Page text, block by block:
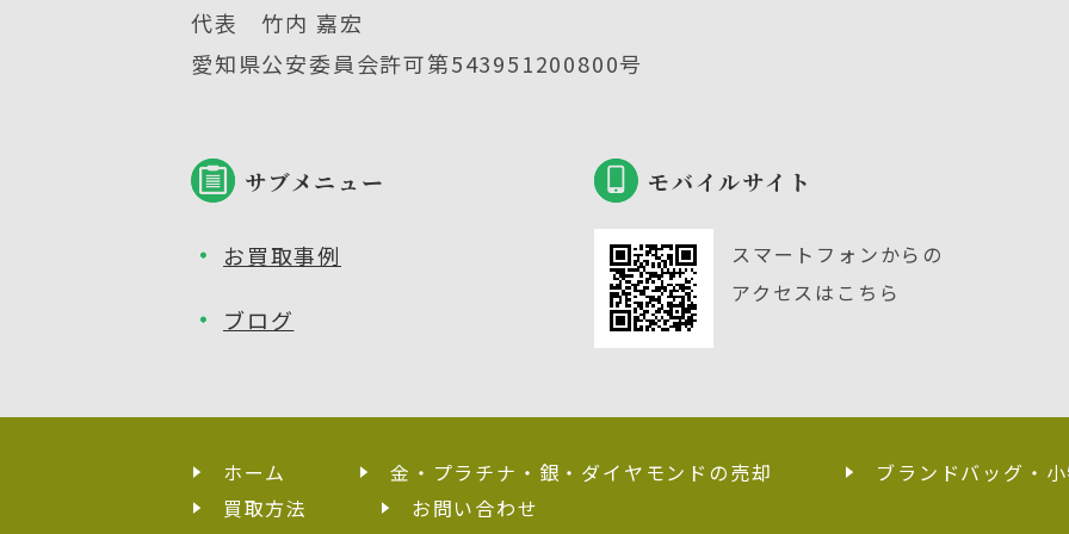
代表 竹内 嘉宏
愛知県公安委員会許可第543951200800号
サブメニュー
お買取事例
ブログ
モバイルサイト
スマートフォンからの
アクセスはこちら
ホーム 金・プラチナ・銀・ダイヤモンドの売却
ブランドバッグ・
買取方法
お問い合わせ